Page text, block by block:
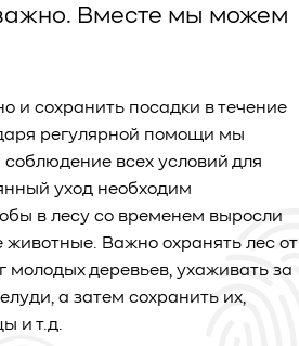
Вместе мы можем
и сохранить посадки в течение
регулярной помощи мы
всех условий для
уход необходим
в лесу со временем выросли
животные. Важно охранять лес от
молодых деревьев, ухаживать за
а затем сохранить их,
и т.д.